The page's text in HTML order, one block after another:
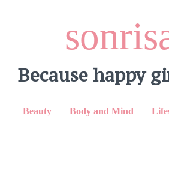
Because happy
Beauty Body and Mind